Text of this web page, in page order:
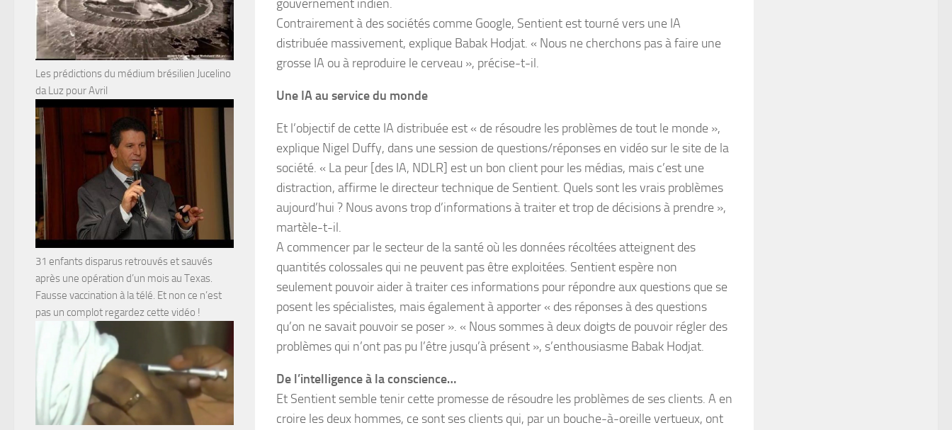
gouvernement indien.
Contrairement à des sociétés comme Google, Sentient est tourné vers une IA
distribuée massivement, explique Babak Hodjat. « Nous ne cherchons pas à faire une
grosse IA ou à reproduire le cerveau », précise-t-il.
Une IA au service du monde
Et l’objectif de cette IA distribuée est « de résoudre les problèmes de tout le monde »,
explique Nigel Duffy, dans une session de questions/réponses en vidéo sur le site de la
société. « La peur [des IA, NDLR] est un bon client pour les médias, mais c’est une
distraction, affirme le directeur technique de Sentient. Quels sont les vrais problèmes
aujourd’hui ? Nous avons trop d’informations à traiter et trop de décisions à prendre »,
martèle-t-il.
A commencer par le secteur de la santé où les données récoltées atteignent des
quantités colossales qui ne peuvent pas être exploitées. Sentient espère non
seulement pouvoir aider à traiter ces informations pour répondre aux questions que se
posent les spécialistes, mais également à apporter « des réponses à des questions
qu’on ne savait pouvoir se poser ». « Nous sommes à deux doigts de pouvoir régler des
problèmes qui n’ont pas pu l’être jusqu’à présent », s’enthousiasme Babak Hodjat.
De l’intelligence à la conscience…
Et Sentient semble tenir cette promesse de résoudre les problèmes de ses clients. A en
croire les deux hommes, ce sont ses clients qui, par un bouche-à-oreille vertueux, ont
Les prédictions du médium brésilien Jucelino
da Luz pour Avril
31 enfants disparus retrouvés et sauvés
après une opération d’un mois au Texas.
Fausse vaccination à la télé. Et non ce n’est
pas un complot regardez cette vidéo !